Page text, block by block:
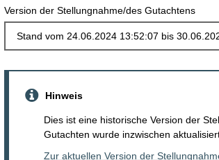
Version der Stellungnahme/des Gutachtens
Hinweis
Dies ist eine historische Version der
Gutachten wurde inzwischen
Zur aktuellen Version der